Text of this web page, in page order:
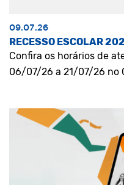
09.07.26
RECESSO ESCOLAR
Confira os horários de
06/07/26 a 21/07/26 no